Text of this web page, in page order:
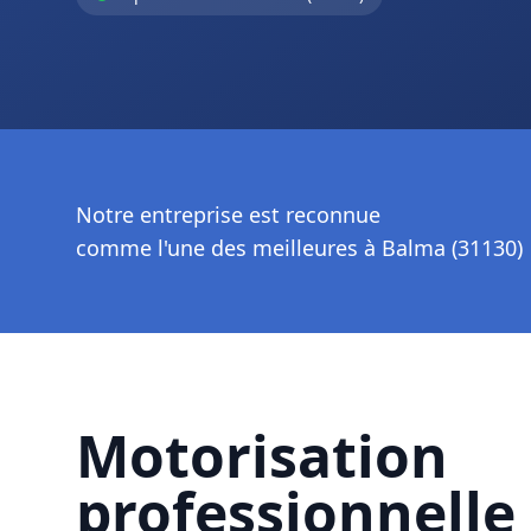
Notre entreprise est reconnue
comme l'une des meilleures à Balma (31130)
Motorisation
professionnelle